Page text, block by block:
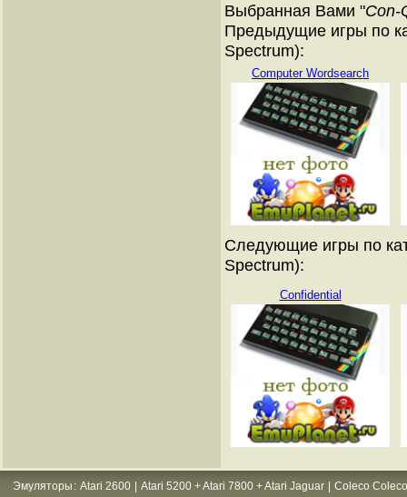
Выбранная Вами "Con-
Предыдущие игры по
Spectrum):
Computer Wordsearch
Следующие игры по
Spectrum):
Confidential
Эмуляторы : Atari 2600 Atari 5200 + Atari 7800 + Atari Jaguar
Coleco